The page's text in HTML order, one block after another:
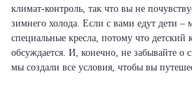
климат-контроль, так что вы не
зимнего холода. Если с вами едут дети –
специальные кресла, потому что детский
обсуждается. И, конечно, не забывайте о
мы создали все условия, чтобы вы